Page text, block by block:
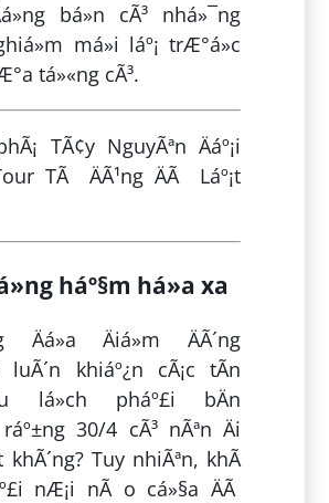
bá»n cÃ³ nhá»¯ng
má»i láº¡ trÆ°á»c
tá»«ng cÃ³.
TÃ¢y NguyÃªn Äáº¡i
TÃ ÄÃ¹ng ÄÃ Láº¡t
háº§m há»a xa
Äá»a Äiá»m ÄÃ´ng
luÃ´n khiáº¿n cÃ¡c tÃ­n
lá»ch pháº£i bÄn
ráº±ng 30/4 cÃ³ nÃªn Äi
khÃ´ng? Tuy nhiÃªn, khÃ
nÆ¡i nÃ o cá»§a ÄÃ